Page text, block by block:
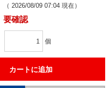
（ 2026/08/09 07:04 現在）
要確認
個